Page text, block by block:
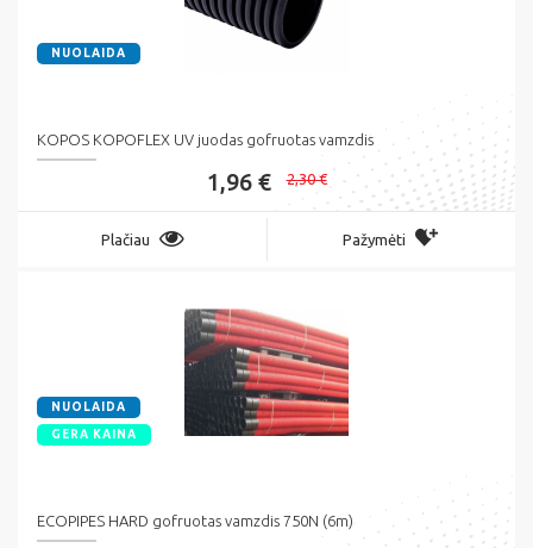
NUOLAIDA
KOPOS KOPOFLEX UV juodas gofruotas vamzdis
1,96 € 2,30 €
Plačiau Pažymėti
NUOLAIDA
GERA KAINA
ECOPIPES HARD gofruotas vamzdis 750N (6m)